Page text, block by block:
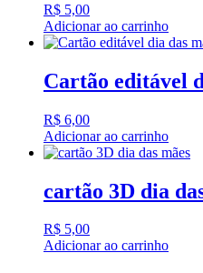
R$ 5,00
Adicionar ao carrinho
Cartão editável
R$ 6,00
Adicionar ao carrinho
cartão 3D dia
R$ 5,00
Adicionar ao carrinho